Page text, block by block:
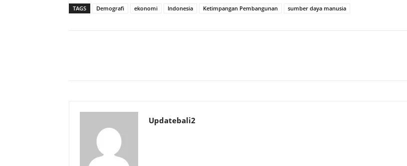
TAGS Demografi ekonomi Indonesia Ketimpangan Pembangunan sumber daya manusia
Updatebali2